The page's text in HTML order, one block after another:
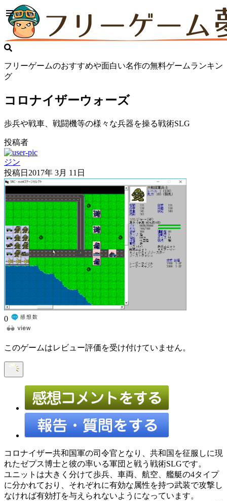
フリーゲームのおすすめや面白い名作の無料ゲームランキン
グ
コロナイザーウォーズ
歩兵や戦車、戦闘機等の様々な兵器を操る戦術SLG
投稿者
ジン
投稿日 2017年 3月 11日
0
このゲームはレビュー評価を受け付けていません。
コロナイザー共和国軍の司令官となり、共和国を征服しに現
れたゼプス博士と彼の率いる軍団と戦う戦術SLGです。
ユニットは大きく分けて歩兵、車両、航空、艦艇の4タイプ
に分かれており、それぞれに有効な属性を持つ武装で攻撃し
なければ有効打を与えられないようになっています。